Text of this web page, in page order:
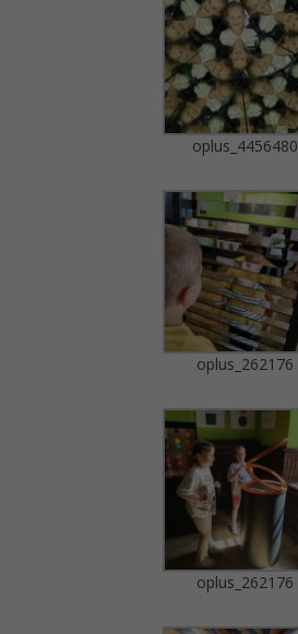
oplus_4456480
oplus_262176
oplus_262176